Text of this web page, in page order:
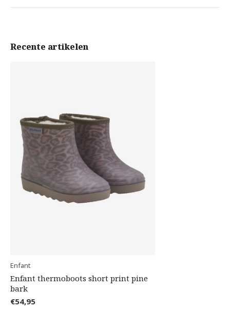
Recente artikelen
Enfant
Enfant thermoboots short print pine
bark
€54,95